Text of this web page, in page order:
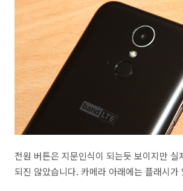
전원 버튼은 지문인식이 되는듯 보이지만 실
되진 않았습니다. 카메라 아래에는 플래시가